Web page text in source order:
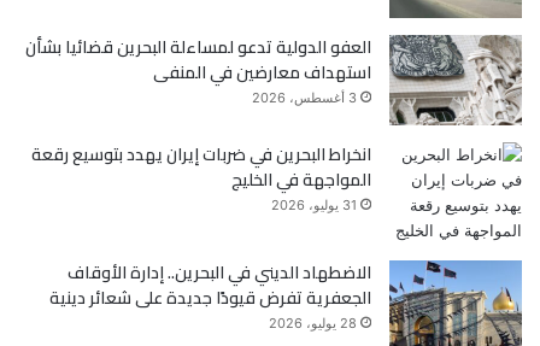
العفو الدولية تدعو لمساءلة البحرين قضائيا بشأن
استهداف معارضين في المنفى
3 أغسطس، 2026
انخراط البحرين في ضربات إيران يهدد بتوسيع رقعة
المواجهة في الخليج
31 يوليو، 2026
الاضطهاد الديني في البحرين.. إدارة الأوقاف
الجعفرية تفرض قيودًا جديدة على شعائر دينية
28 يوليو، 2026